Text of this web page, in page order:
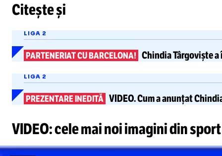
Citește și
LIGA 2
PARTENERIAT CU BARCELONA! Chindia Târgoviște
LIGA 2
PREZENTARE INEDITĂ VIDEO.Cum a anunțat
VIDEO: cele mai noi imagini din sport